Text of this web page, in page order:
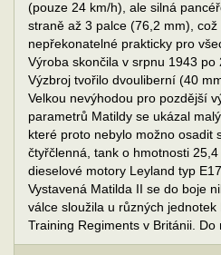
(pouze 24 km/h), ale silná
straně až 3 palce (76,2 mm),
nepřekonatelné prakticky pro
Výroba skončila v srpnu 1943 po
Výzbroj tvořilo dvouliberní (40
Velkou nevýhodou pro pozdější
parametrů Matildy se ukázal
které proto nebylo možno osadit
čtyřčlenná, tank o hmotnosti
dieselové motory Leyland typ
Vystavená Matilda II se do boje
válce sloužila u různých
Training Regiments v Británii.